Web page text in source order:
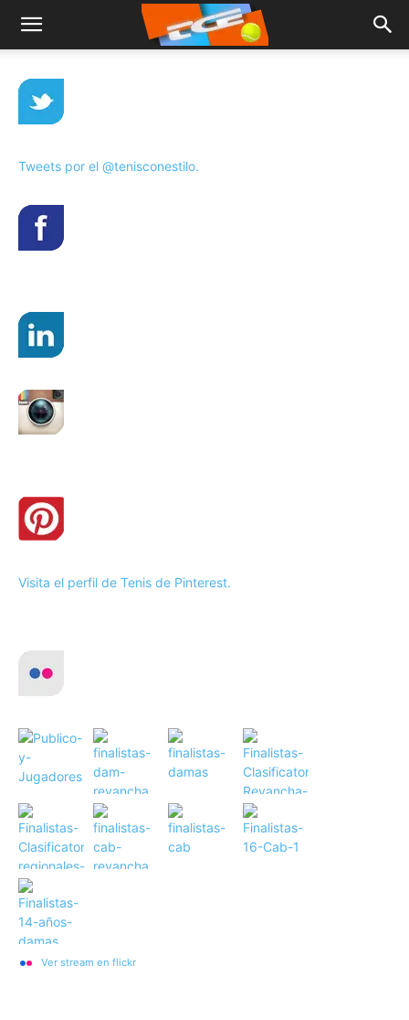
Tweets por el @tenisconestilo.
Visita el perfil de Tenis de Pinterest.
Ver stream en flickr